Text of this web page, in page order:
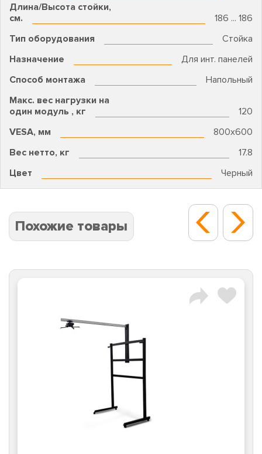
Длина/Высота стойки,
см.
186 ... 186
Тип оборудования
Стойка
Назначение
Для инт. панелей
Способ монтажа
Напольный
Макс. вес нагрузки на
один модуль , кг
120
VESA, мм
800х600
Вес нетто, кг
17.8
Цвет
Черный
Похожие товары